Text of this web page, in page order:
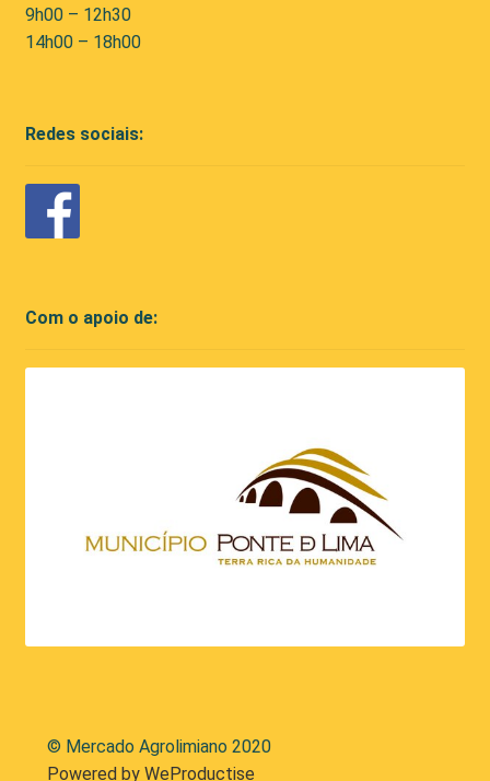
9h00 – 12h30
14h00 – 18h00
Redes sociais:
Com o apoio de:
© Mercado Agrolimiano 2020
Powered by WeProductise